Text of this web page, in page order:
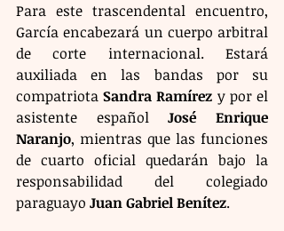
Para este trascendental encuentro,
García encabezará un cuerpo arbitral
de corte internacional. Estará
auxiliada en las bandas por su
compatriota Sandra Ramírez y por el
asistente español José Enrique
Naranjo, mientras que las funciones
de cuarto oficial quedarán bajo la
responsabilidad del colegiado
paraguayo Juan Gabriel Benítez.